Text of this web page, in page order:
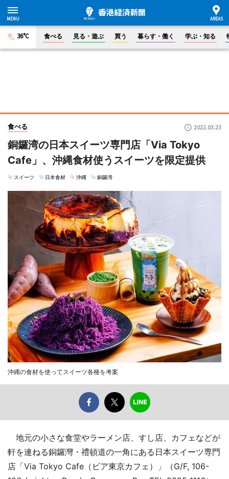
36°C 食べる 見る・遊ぶ 買う 暮らす・働く 学ぶ・知る
食べる 2022.03.23
銅鑼湾の日本スイーツ専門店「Via Tokyo
Cafe」、沖縄食材使うスイーツを限定提供
スイーツ 日本食材 沖縄 銅鑼湾
沖縄の食材を使ってスイーツ各種を考案
地元の小さな食堂やラーメン店、すし店、カフェなどが
軒を連ねる銅鑼灣・禮頓道の一角にある日本スイーツ専門
店「Via Tokyo Cafe（ビア東京カフェ）」（G/F, 106-